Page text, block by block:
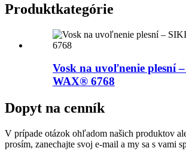
Produktkategórie
Vosk na uvoľnenie plesní
WAX® 6768
Dopyt na cenník
V prípade otázok ohľadom našich produktov
prosím, zanechajte svoj e-mail a my sa s vami